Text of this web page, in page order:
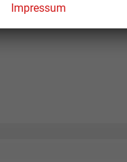
Impressum